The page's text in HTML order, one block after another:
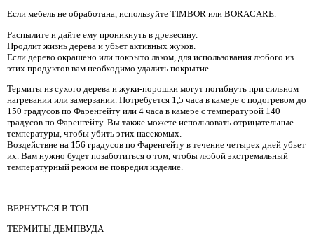
Если мебель не обработана, используйте TIMBOR или BORACARE.
Распылите и дайте ему проникнуть в древесину.
Продлит жизнь дерева и убьет активных жуков.
Если дерево окрашено или покрыто лаком, для использования любого из
этих продуктов вам необходимо удалить покрытие.
Термиты из сухого дерева и жуки-порошки могут погибнуть при сильном
нагревании или замерзании. Потребуется 1,5 часа в камере с подогревом до
150 градусов по Фаренгейту или 4 часа в камере с температурой 140
градусов по Фаренгейту. Вы также можете использовать отрицательные
температуры, чтобы убить этих насекомых.
Воздействие на 156 градусов по Фаренгейту в течение четырех дней убьет
их. Вам нужно будет позаботиться о том, чтобы любой экстремальный
температурный режим не повредил изделие.
------------------------------------------------ --------------------------------
ВЕРНУТЬСЯ В ТОП
ТЕРМИТЫ ДЕМПВУДА